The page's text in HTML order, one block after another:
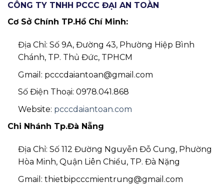
CÔNG TY TNHH PCCC ĐẠI AN TOÀN
Cơ Sở Chính TP.Hồ Chí Minh:
Địa Chỉ: Số 9A, Đường 43, Phường Hiệp Bình
Chánh, TP. Thủ Đức, TPHCM
Gmail: pcccdaiantoan@gmail.com
Số Điện Thoại: 0978.041.868
Website: pcccdaiantoan.com
Chi Nhánh Tp.Đà Nẵng
Địa Chỉ: Số 112 Đường Nguyễn Đỗ Cung, Phường
Hòa Minh, Quận Liên Chiểu, TP. Đà Nặng
Gmail: thietbipcccmientrung@gmail.com